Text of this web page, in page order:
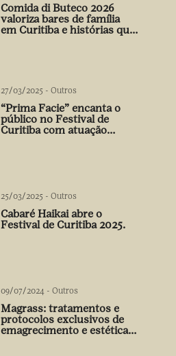
Comida di Buteco 2026
valoriza bares de família
em Curitiba e histórias que
27/03/2025 - Outros
“Prima Facie” encanta o
público no Festival de
Curitiba com atuação
25/03/2025 - Outros
Cabaré Haikai abre o
Festival de Curitiba 2025.
09/07/2024 - Outros
Magrass: tratamentos e
protocolos exclusivos de
emagrecimento e estética